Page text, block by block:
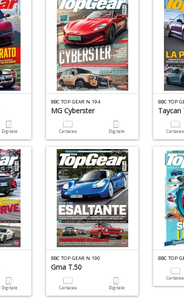
Digitale
BBC TOP GEAR N.194
MG Cyberster
Cartacea Digitale
BBC TOP
Taycan
Cartacea
Digitale
BBC TOP GEAR N.190
Gma T.50
Cartacea Digitale
BBC TOP
Cartacea